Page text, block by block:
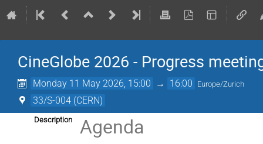
CineGlobe 2026 - Progress
Monday 11 May 2026, 15:00 → 16:00 Europe/Zurich
33/S-004 (CERN)
Description
Agenda